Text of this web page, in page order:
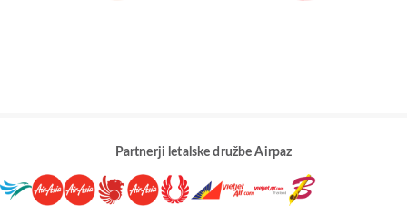
Partnerji letalske družbe Airpaz